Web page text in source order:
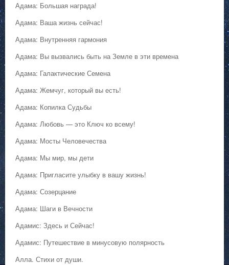
Адама: Большая награда!
Адама: Ваша жизнь сейчас!
Адама: Внутренняя гармония
Адама: Вы вызвались быть на Земле в эти времена
Адама: Галактические Семена
Адама: Жемчуг, который вы есть!
Адама: Копилка Судьбы
Адама: Любовь — это Ключ ко всему!
Адама: Мосты Человечества
Адама: Мы мир, мы дети
Адама: Пригласите улыбку в вашу жизнь!
Адама: Созерцание
Адама: Шаги в Вечности
Адамис: Здесь и Сейчас!
Адамис: Путешествие в минусовую полярность
Алла. Стихи от души.